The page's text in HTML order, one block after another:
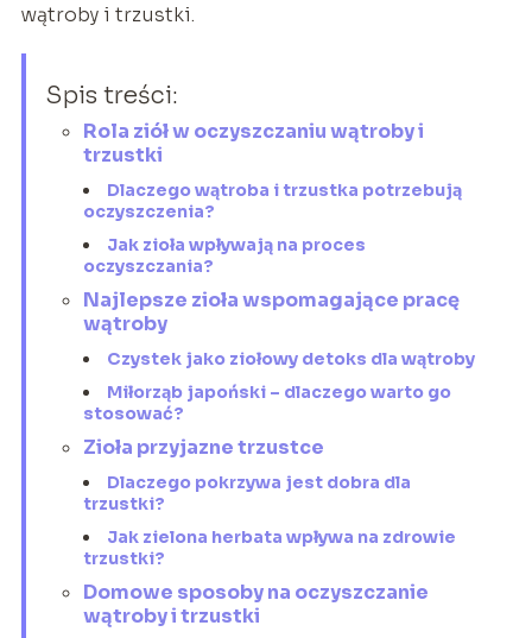
wątroby i trzustki.
Spis treści:
Rola ziół w oczyszczaniu wątroby i
trzustki
Dlaczego wątroba i trzustka potrzebują
oczyszczenia?
Jak zioła wpływają na proces
oczyszczania?
Najlepsze zioła wspomagające pracę
wątroby
Czystek jako ziołowy detoks dla wątroby
Miłorząb japoński – dlaczego warto go
stosować?
Zioła przyjazne trzustce
Dlaczego pokrzywa jest dobra dla
trzustki?
Jak zielona herbata wpływa na zdrowie
trzustki?
Domowe sposoby na oczyszczanie
wątroby i trzustki